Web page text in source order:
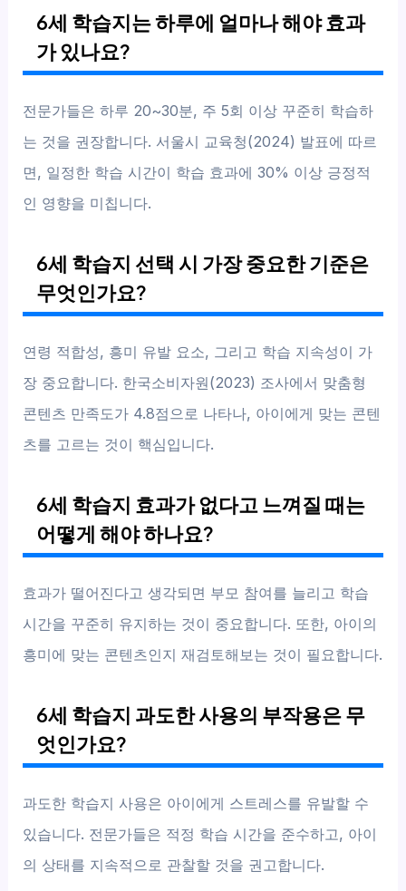
6세 학습지는 하루에 얼마나 해야 효과
가 있나요?
전문가들은 하루 20~30분, 주 5회 이상 꾸준히 학습하
는 것을 권장합니다. 서울시 교육청(2024) 발표에 따르
면, 일정한 학습 시간이 학습 효과에 30% 이상 긍정적
인 영향을 미칩니다.
6세 학습지 선택 시 가장 중요한 기준은
무엇인가요?
연령 적합성, 흥미 유발 요소, 그리고 학습 지속성이 가
장 중요합니다. 한국소비자원(2023) 조사에서 맞춤형
콘텐츠 만족도가 4.8점으로 나타나, 아이에게 맞는 콘텐
츠를 고르는 것이 핵심입니다.
6세 학습지 효과가 없다고 느껴질 때는
어떻게 해야 하나요?
효과가 떨어진다고 생각되면 부모 참여를 늘리고 학습
시간을 꾸준히 유지하는 것이 중요합니다. 또한, 아이의
흥미에 맞는 콘텐츠인지 재검토해보는 것이 필요합니다.
6세 학습지 과도한 사용의 부작용은 무
엇인가요?
과도한 학습지 사용은 아이에게 스트레스를 유발할 수
있습니다. 전문가들은 적정 학습 시간을 준수하고, 아이
의 상태를 지속적으로 관찰할 것을 권고합니다.